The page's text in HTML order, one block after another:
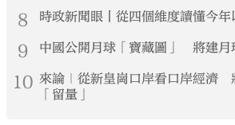
8 時政新聞眼丨從四個維度讀懂今
9 中國公開月球「寶藏圖」 將建月
10 來論｜從新皇崗口岸看口岸經濟
「留量」